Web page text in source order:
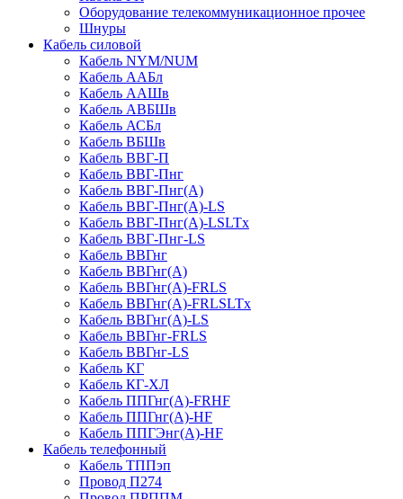
Оборудование телекоммуникационное прочее
Шнуры
Кабель силовой
Кабель NYM/NUM
Кабель ААБл
Кабель ААШв
Кабель АВБШв
Кабель АСБл
Кабель ВБШв
Кабель ВВГ-П
Кабель ВВГ-Пнг
Кабель ВВГ-Пнг(А)
Кабель ВВГ-Пнг(А)-LS
Кабель ВВГ-Пнг(А)-LSLTx
Кабель ВВГ-Пнг-LS
Кабель ВВГнг
Кабель ВВГнг(А)
Кабель ВВГнг(А)-FRLS
Кабель ВВГнг(А)-FRLSLTx
Кабель ВВГнг(А)-LS
Кабель ВВГнг-FRLS
Кабель ВВГнг-LS
Кабель КГ
Кабель КГ-ХЛ
Кабель ППГнг(А)-FRHF
Кабель ППГнг(А)-HF
Кабель ППГЭнг(А)-HF
Кабель телефонный
Кабель ТППэп
Провод П274